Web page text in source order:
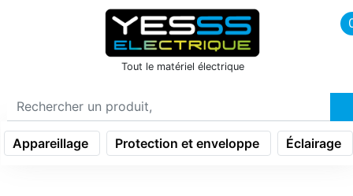
icon menu burger
Tout le matériel électrique
Appareillage Protection et enveloppe Éclairage